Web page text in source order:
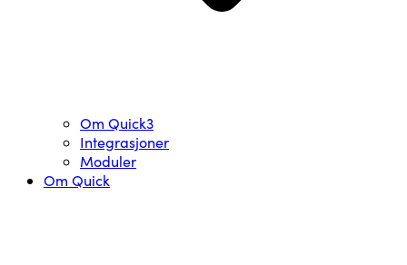
Om Quick3
Integrasjoner
Moduler
Om Quick